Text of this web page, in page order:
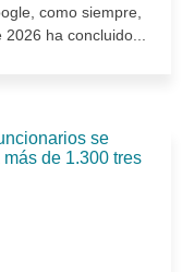
como siempre,
ha concluido...